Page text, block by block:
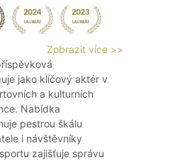
Zobrazit více >>
jako klíčový aktér v
a kulturních
Nabídka
pestrou škálu
i návštěvníky
zajišťuje správu